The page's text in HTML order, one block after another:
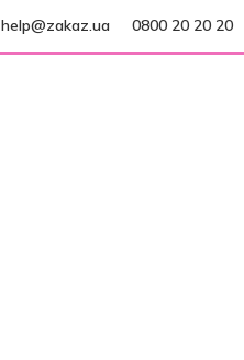
help@zakaz.ua 0800 20 20 20